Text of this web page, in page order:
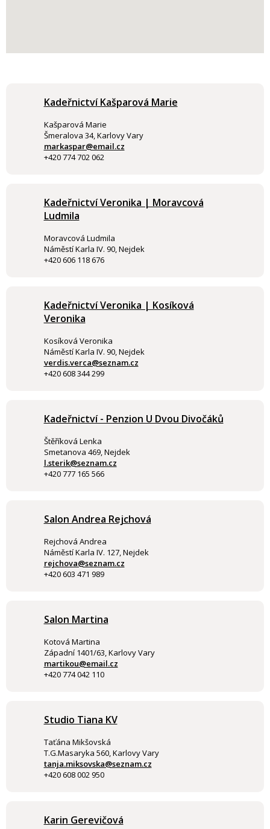
Kadeřnictví Kašparová Marie
Kašparová Marie
Šmeralova 34, Karlovy Vary
markaspar@email.cz
+420 774 702 062
Kadeřnictví Veronika | Moravcová
Ludmila
Moravcová Ludmila
Náměstí Karla IV. 90, Nejdek
+420 606 118 676
Kadeřnictví Veronika | Kosíková
Veronika
Kosíková Veronika
Náměstí Karla IV. 90, Nejdek
verdis.verca@seznam.cz
+420 608 344 299
Kadeřnictví - Penzion U Dvou Divočáků
Štěříková Lenka
Smetanova 469, Nejdek
l.sterik@seznam.cz
+420 777 165 566
Salon Andrea Rejchová
Rejchová Andrea
Náměstí Karla IV. 127, Nejdek
rejchova@seznam.cz
+420 603 471 989
Salon Martina
Kotová Martina
Západní 1401/63, Karlovy Vary
martikou@email.cz
+420 774 042 110
Studio Tiana KV
Taťána Mikšovská
T.G.Masaryka 560, Karlovy Vary
tanja.miksovska@seznam.cz
+420 608 002 950
Karin Gerevičová